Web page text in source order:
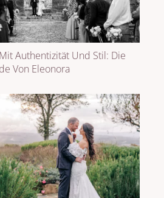
Authentizität Und Stil: Die
Von Eleonora